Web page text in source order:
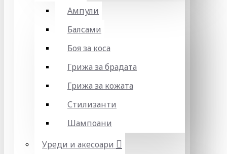
Ампули
Балсами
Боя за коса
Грижа за брадата
Грижа за кожата
Стилизанти
Шампоани
Уреди и акесоари